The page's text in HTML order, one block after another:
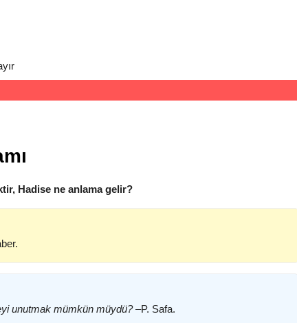
Hadise ne anlama gelir?
unutmak mümkün müydü? –P. Safa.